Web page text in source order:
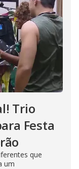
Trio
Festa
que
um